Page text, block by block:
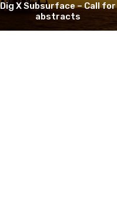
Dig X Subsurface – Call for
abstracts